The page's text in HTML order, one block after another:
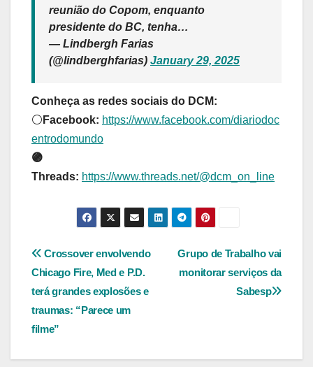
reunião do Copom, enquanto
presidente do BC, tenha…
— Lindbergh Farias
(@lindberghfarias) January 29, 2025
Conheça as redes sociais do DCM:
⚪️ Facebook: https://www.facebook.com/diariodoc
entrodomundo
🟣
Threads: https://www.threads.net/@dcm_on_line
Navegação
de
Post
Grupo de Trabalho vai
monitorar serviços da
Sabesp
Crossover envolvendo
Chicago Fire, Med e P.D.
terá grandes explosões e
traumas: “Parece um
filme”